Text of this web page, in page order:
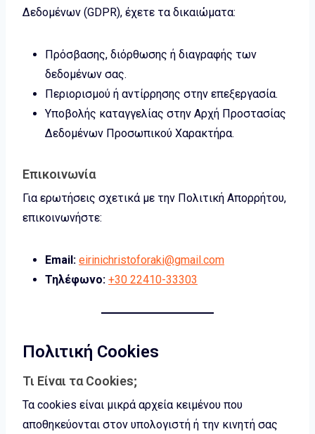
Δεδομένων (GDPR), έχετε τα δικαιώματα:
Πρόσβασης, διόρθωσης ή διαγραφής των
δεδομένων σας.
Περιορισμού ή αντίρρησης στην επεξεργασία.
Υποβολής καταγγελίας στην Αρχή Προστασίας
Δεδομένων Προσωπικού Χαρακτήρα.
Επικοινωνία
Για ερωτήσεις σχετικά με την Πολιτική Απορρήτου,
επικοινωνήστε:
Email: eirinichristoforaki@gmail.com
Τηλέφωνο: +30 22410-33303
Πολιτική Cookies
Τι Είναι τα Cookies;
Τα cookies είναι μικρά αρχεία κειμένου που
αποθηκεύονται στον υπολογιστή ή την κινητή σας